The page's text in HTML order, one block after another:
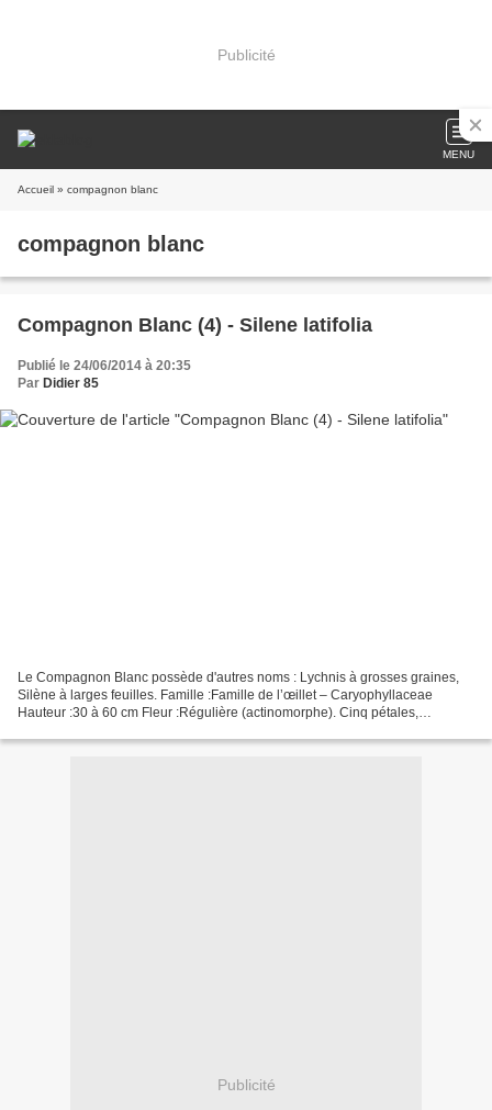
Publicité
MENU
Accueil » compagnon blanc
compagnon blanc
Compagnon Blanc (4) - Silene latifolia
Publié le 24/06/2014 à 20:35
Par Didier 85
Le Compagnon Blanc possède d'autres noms : Lychnis à grosses graines,
Silène à larges feuilles. Famille :Famille de l’œillet – Caryophyllaceae
Hauteur :30 à 60 cm Fleur :Régulière (actinomorphe). Cinq pétales,
Publicité